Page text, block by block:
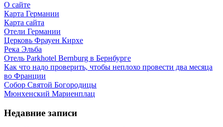
О сайте
Карта Германии
Карта сайта
Отели Германии
Церковь Фрауен Кирхе
Река Эльба
Отель Parkhotel Bernburg в Бернбурге
Как что надо проверить, чтобы неплохо провести два месяца
во Франции
Собор Святой Богородицы
Мюнхенский Мариенплац
Недавние записи